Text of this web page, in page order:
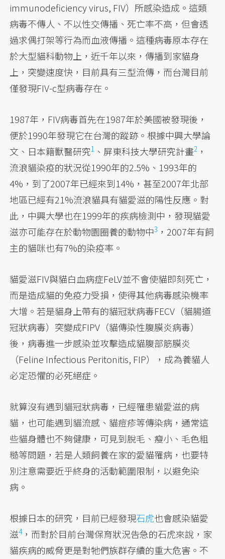
immunodeficiency virus, FIV）所感染造成。這類
病毒不傳人、不以性交傳播、死亡率不高，但會透
過求偶打架等行為而血液傳播。這種病毒原本存在
於大型貓科動物上，近千年以來，傳播到家貓身
上，突變速度快，目前具有三型流傳，而台灣目前
僅發現FIV-c型病毒存在。
1987年，FIV病毒首先在1987年於美國被發現後，
便於1990年發現它在台灣的蹤跡。根據中興大學論
文、日本籍獸醫研究1 、 屏東科技大學研究計畫2 ，
流浪貓染疫的狀況從1990年的2.5%、1993年的
4%，到了2007年已經來到14%，甚至2007年北部
地區已經有21%流浪貓具有貓愛滋的陽性反應。對
此，中興大學也在1999年的疾病檢測中，發現貓愛
滋亦可能存在於動物園圈養的動物中3 ，2007年有飼
主的貓咪也有7%的染疫率。
貓愛滋FIV與貓白血病症FeLV並不會使貓即刻死亡，
而是造成貓的免疫力受損，使得其他病毒感染機率
大增。若是貓身上帶有的貓冠狀病毒FECV（貓腸道
冠狀病毒）突變成FIPV（貓傳染性腹膜炎病毒）
後，病毒進一步感染並攻擊造成貓腹部筋膜炎
（Feline Infectious Peritonitis, FIP），成為養貓人
必定恐懼的必死絕症。
就算沒有遇到貓冠狀病毒，已經罹患貓愛滋的病
貓，也可能遇到貓流感、貓痘疹等傳染病，通常這
些貓身體也不夠健康，可見到脫毛、瘦小、毛色粗
糙等問題，若是人類飼養在家的愛貓罹病，也要特
別注意需要近乎終身的活動範圍限制，以避免染
病。
根據日本的研究， 目前已經發現石虎也會感染貓愛
滋4，而對於目前台灣保育狀況告急的石虎來說，家
貓疾病的威脅更是對牠們族群存續的重大危害。不